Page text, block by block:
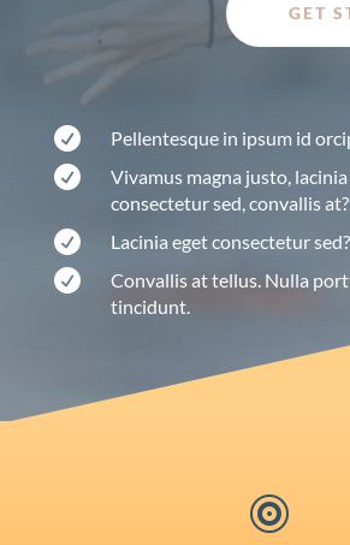
GET
 Pellentesque in ipsum id

Vivamus magna justo,
consectetur sed, convallis at?
 Lacinia eget consectetur sed?

Convallis at tellus. Nulla
tincidunt.
